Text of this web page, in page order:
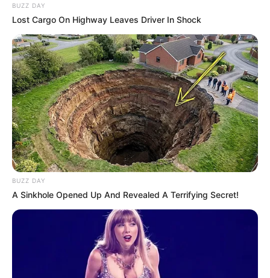
BUZZ DAY
Lost Cargo On Highway Leaves Driver In Shock
BUZZ DAY
A Sinkhole Opened Up And Revealed A Terrifying Secret!